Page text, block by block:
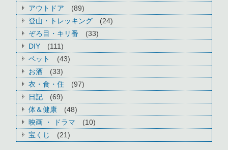
アウトドア
(89)
登山・トレッキング
(24)
ぞろ目・キリ番
(33)
DIY
(111)
ペット
(43)
お酒
(33)
衣・食・住
(97)
日記
(69)
体＆健康
(48)
映画 ・ ドラマ
(10)
宝くじ
(21)